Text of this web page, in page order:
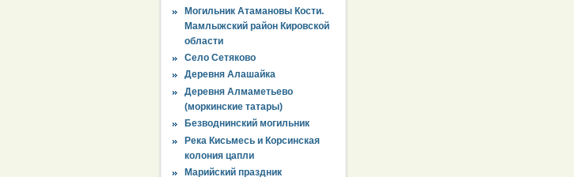
Могильник Атамановы Кости.
Мамлыжский район Кировской
области
Село Сетяково
Деревня Алашайка
Деревня Алмаметьево
(моркинские татары)
Безводнинский могильник
Река Кисьмесь и Корсинская
колония цапли
Марийский праздник